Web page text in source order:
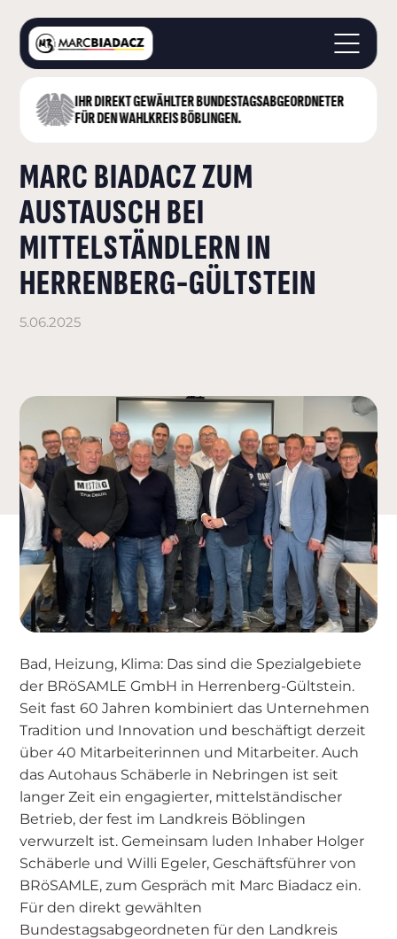
IHR DIREKT GEWÄHLTER BUNDESTAGS­ABGEORDNETER
FÜR DEN WAHLKREIS BÖBLINGEN.
STARTSEITE
LANDKREIS BÖBLINGEN
DEUTSCHER BUNDESTAG
AKTUELLES
KONTAKT
MARC BIADACZ ZUM
AUSTAUSCH BEI
MITTELSTÄNDLERN IN
HERRENBERG-GÜLTSTEIN
5.06.2025
Bad, Heizung, Klima: Das sind die Spezialgebiete
der BRöSAMLE GmbH in Herrenberg-Gültstein.
Seit fast 60 Jahren kombiniert das Unternehmen
Tradition und Innovation und beschäftigt derzeit
über 40 Mitarbeiterinnen und Mitarbeiter. Auch
das Autohaus Schäberle in Nebringen ist seit
langer Zeit ein engagierter, mittelständischer
Betrieb, der fest im Landkreis Böblingen
verwurzelt ist. Gemeinsam luden Inhaber Holger
Schäberle und Willi Egeler, Geschäftsführer von
BRöSAMLE, zum Gespräch mit Marc Biadacz ein.
Für den direkt gewählten
Bundestagsabgeordneten für den Landkreis